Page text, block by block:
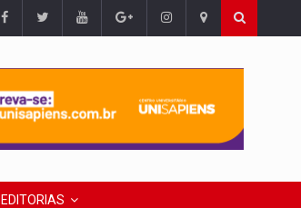
EDITORIAS